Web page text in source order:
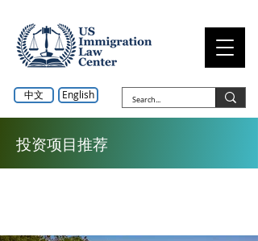
中文 English
投资项目推荐